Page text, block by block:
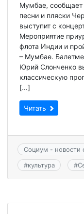
Мумбае, сообщает
песни и пляски
выступит с
Мероприятие
флота Индии и
– Мумбае.
Юрий Слонченко
классическую
[…]
Читать
Социум - новости
#культура #